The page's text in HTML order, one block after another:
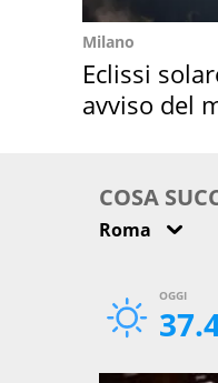
Milano
Eclissi
avviso del